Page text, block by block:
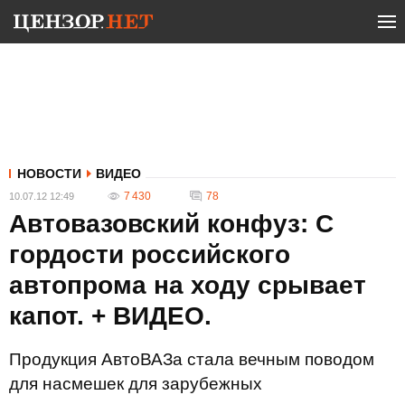
НОВОСТИ ВИДЕО
10.07.12 12:49 7 430 78
Автовазовский конфуз: С
гордости российского
автопрома на ходу срывает
капот. + ВИДЕО.
Продукция АвтоВАЗа стала вечным поводом
для насмешек для зарубежных